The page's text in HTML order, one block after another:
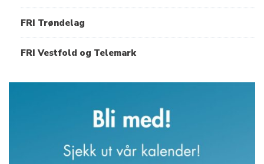
FRI Trøndelag
FRI Vestfold og Telemark